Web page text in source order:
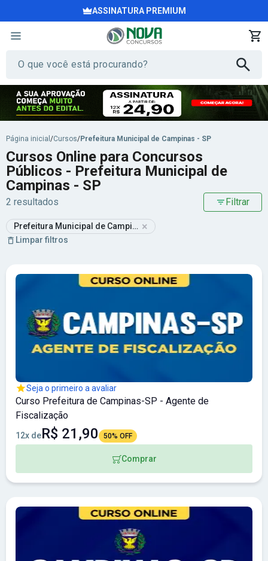
ASSINATURA PREMIUM
Página inicial /Cursos/Prefeitura Municipal de Campinas - SP
Cursos Online para Concursos
Públicos - Prefeitura Municipal de
Campinas - SP
2 resultados Filtrar
Prefeitura Municipal de Campinas - SP
×
Limpar filtros
Seja o primeiro a avaliar
Curso Prefeitura de Campinas-SP - Agente de
Fiscalização
12x deR$ 21,90 50% OFF
Comprar